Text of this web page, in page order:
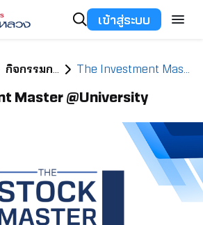
เข้าสู่ระบบ
กิจกรรมการลงทุน The Investment Master @University
Master @University